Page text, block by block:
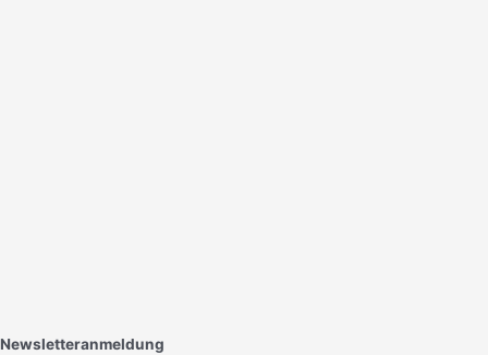
Newsletteranmeldung